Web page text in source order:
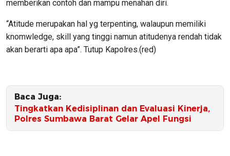
memberikan contoh dan mampu menahan diri.
“Atitude merupakan hal yg terpenting, walaupun memiliki
knomwledge, skill yang tinggi namun atitudenya rendah tidak
akan berarti apa apa”. Tutup Kapolres.(red)
Baca Juga:
Tingkatkan Kedisiplinan dan Evaluasi Kinerja,
Polres Sumbawa Barat Gelar Apel Fungsi